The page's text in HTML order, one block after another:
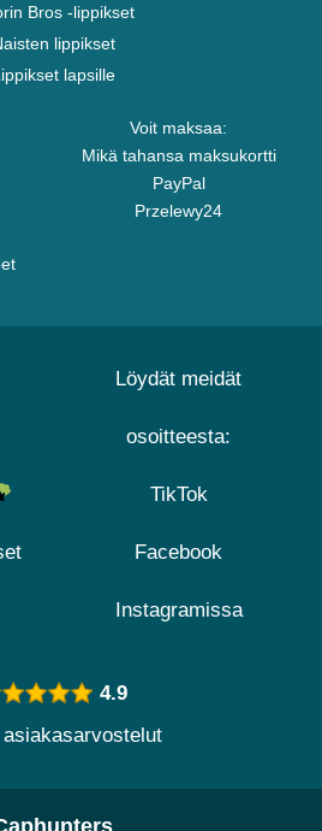
Bros -lippikset
lippikset
lapsille
Voit maksaa:
Mikä tahansa maksukortti
PayPal
Przelewy24
Löydät meidät
osoitteesta:
TikTok
Facebook
Instagramissa
4.9
asiakasarvostelut